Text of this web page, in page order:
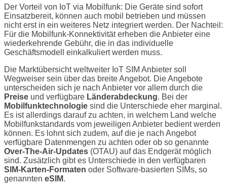
Der Vorteil von IoT via Mobilfunk: Die Geräte sind sofort
Einsatzbereit, können auch mobil betrieben und müssen
nicht erst in ein weiteres Netz integriert werden. Der Nachteil:
Für die Mobilfunk-Konnektivität erheben die Anbieter eine
wiederkehrende Gebühr, die in das individuelle
Geschäftsmodell einkalkuliert werden muss.
Die Marktübersicht weltweiter IoT SIM Anbieter soll
Wegweiser sein über das breite Angebot. Die Angebote
unterscheiden sich je nach Anbieter vor allem durch die
Preise und verfügbare Länderabdeckung. Bei der
Mobilfunktechnologie sind die Unterschiede eher marginal.
Es ist allerdings darauf zu achten, in welchem Land welche
Mobilfunkstandards vom jeweiligen Anbieter bedient werden
können. Es lohnt sich zudem, auf die je nach Angebot
verfügbare Datenmengen zu achten oder ob so genannte
Over-The-Air-Updates (OTAU) auf das Endgerät möglich
sind. Zusätzlich gibt es Unterschiede in den verfügbaren
SIM-Karten-Formaten oder Software-basierten SIMs, so
genannten eSIM.